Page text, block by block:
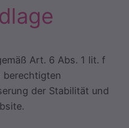
Art. 6 Abs. 1 lit. f
berechtigten
der Stabilität und